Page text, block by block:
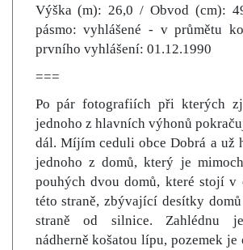
Výška (m): 26,0 / Obvod (cm):
pásmo: vyhlášené - v průmětu
prvního vyhlášení: 01.12.1990
===
Po pár fotografiích při kterých
jednoho z hlavních výhonů
dál. Míjím ceduli obce Dobrá a už
jednoho z domů, který je
pouhých dvou domů, které stojí v
této straně, zbývající desítky
straně od silnice. Zahlédnu
nádherně košatou lípu, pozemek je